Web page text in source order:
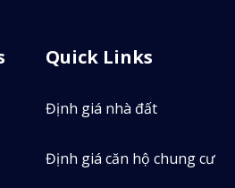
Quick Links
Định giá nhà đất
Định giá căn hộ chung cư